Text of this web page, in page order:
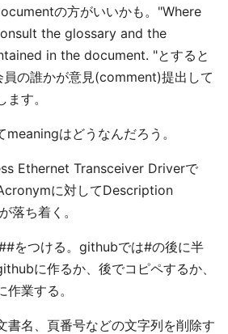
の方がいいかも。"Where
the glossary and the
in the document. "とすると
の誰かが意見(comment)提出して
す。
はどうなんだろう。
Ethernet Transceiver Driverで
に対してDescription
落ち着く。
をつける。githubでは#の後に半
に作るか、後でコピペするか、
業する。
書名、頁番号などの文字列を削除す